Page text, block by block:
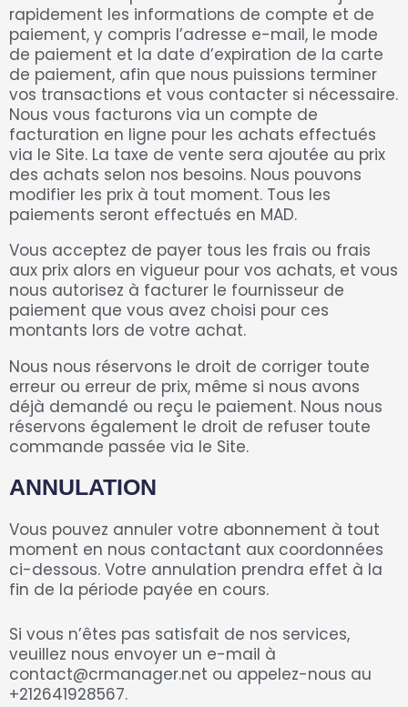
rapidement les informations de compte et de
paiement, y compris l’adresse e-mail, le mode
de paiement et la date d’expiration de la carte
de paiement, afin que nous puissions terminer
vos transactions et vous contacter si nécessaire.
Nous vous facturons via un compte de
facturation en ligne pour les achats effectués
via le Site. La taxe de vente sera ajoutée au prix
des achats selon nos besoins. Nous pouvons
modifier les prix à tout moment. Tous les
paiements seront effectués en MAD.
Vous acceptez de payer tous les frais ou frais
aux prix alors en vigueur pour vos achats, et vous
nous autorisez à facturer le fournisseur de
paiement que vous avez choisi pour ces
montants lors de votre achat.
Nous nous réservons le droit de corriger toute
erreur ou erreur de prix, même si nous avons
déjà demandé ou reçu le paiement. Nous nous
réservons également le droit de refuser toute
commande passée via le Site.
ANNULATION
Vous pouvez annuler votre abonnement à tout
moment en nous contactant aux coordonnées
ci-dessous. Votre annulation prendra effet à la
fin de la période payée en cours.
Si vous n’êtes pas satisfait de nos services,
veuillez nous envoyer un e-mail à
contact@crmanager.net ou appelez-nous au
+212641928567.